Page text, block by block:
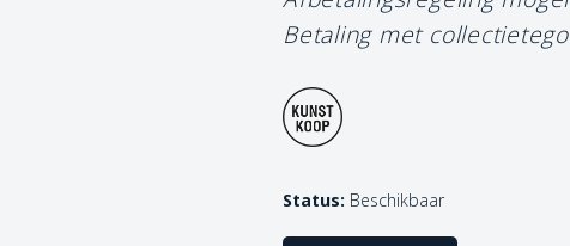
Betaling met
Status: Beschikbaar